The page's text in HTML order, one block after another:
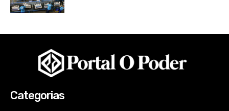
Categorias